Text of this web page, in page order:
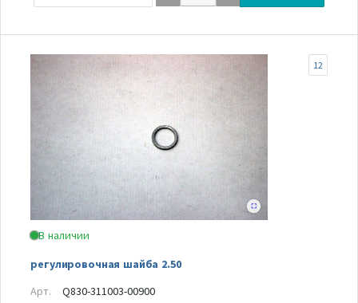
В наличии
регулировочная шайба 2.50
12
Арт.
Q830-311003-00900